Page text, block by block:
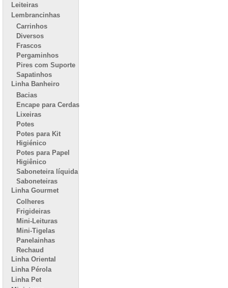
Leiteiras
Lembrancinhas
Carrinhos
Diversos
Frascos
Pergaminhos
Pires com Suporte
Sapatinhos
Linha Banheiro
Bacias
Encape para Cerdas
Lixeiras
Potes
Potes para Kit
Higiénico
Potes para Papel
Higiênico
Saboneteira líquida
Saboneteiras
Linha Gourmet
Colheres
Frigideiras
Mini-Leituras
Mini-Tigelas
Panelainhas
Rechaud
Linha Oriental
Linha Pérola
Linha Pet